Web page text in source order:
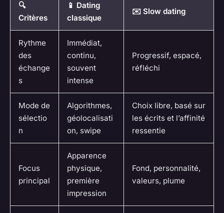
🔍
Critères
📱 Dating
classique
✉️ Slow dating
Rythme
des
échange
s
Immédiat,
continu,
souvent
intense
Progressif, espacé,
réfléchi
Mode de
sélectio
n
Algorithmes,
géolocalisati
on, swipe
Choix libre, basé sur
les écrits et l’affinité
ressentie
Focus
principal
Apparence
physique,
première
impression
Fond, personnalité,
valeurs, plume